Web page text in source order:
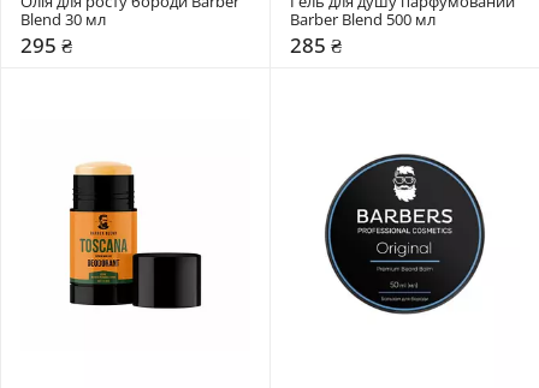
Blend 30 мл
295 ₴
Barber Blend 500 мл
285 ₴